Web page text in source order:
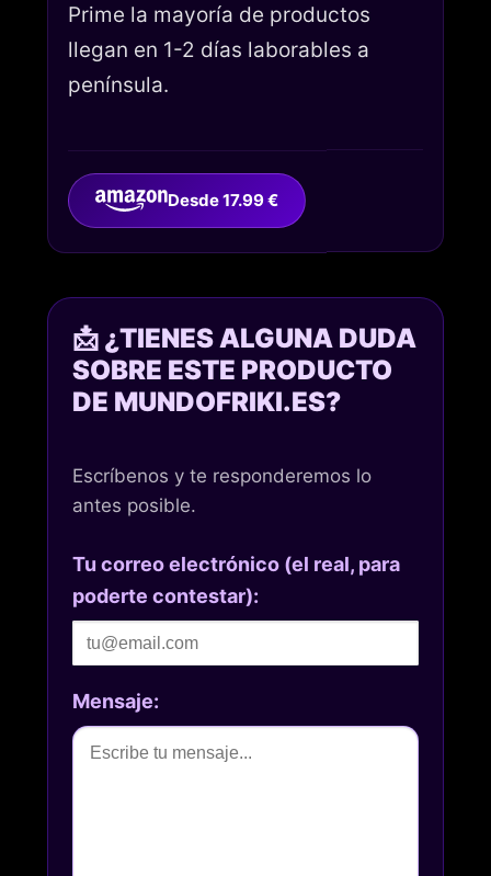
Prime la mayoría de productos
llegan en 1-2 días laborables a
península.
Desde 17.99 €
📩 ¿TIENES ALGUNA DUDA
SOBRE ESTE PRODUCTO
DE MUNDOFRIKI.ES?
Escríbenos y te responderemos lo
antes posible.
Tu correo electrónico (el real, para
poderte contestar):
Mensaje: